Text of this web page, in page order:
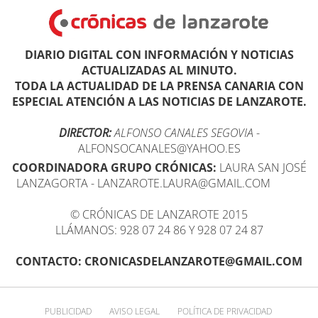
DIARIO DIGITAL CON INFORMACIÓN Y NOTICIAS
ACTUALIZADAS AL MINUTO.
TODA LA ACTUALIDAD DE LA PRENSA CANARIA CON
ESPECIAL ATENCIÓN A LAS NOTICIAS DE LANZAROTE.
DIRECTOR:ALFONSO CANALES SEGOVIA -
ALFONSOCANALES@YAHOO.ES
COORDINADORA GRUPO CRÓNICAS: LAURA SAN JOSÉ
LANZAGORTA - LANZAROTE.LAURA@GMAIL.COM
© CRÓNICAS DE LANZAROTE 2015
LLÁMANOS: 928 07 24 86 Y 928 07 24 87
CONTACTO: CRONICASDELANZAROTE@GMAIL.COM
PUBLICIDAD AVISO LEGAL POLÍTICA DE PRIVACIDAD